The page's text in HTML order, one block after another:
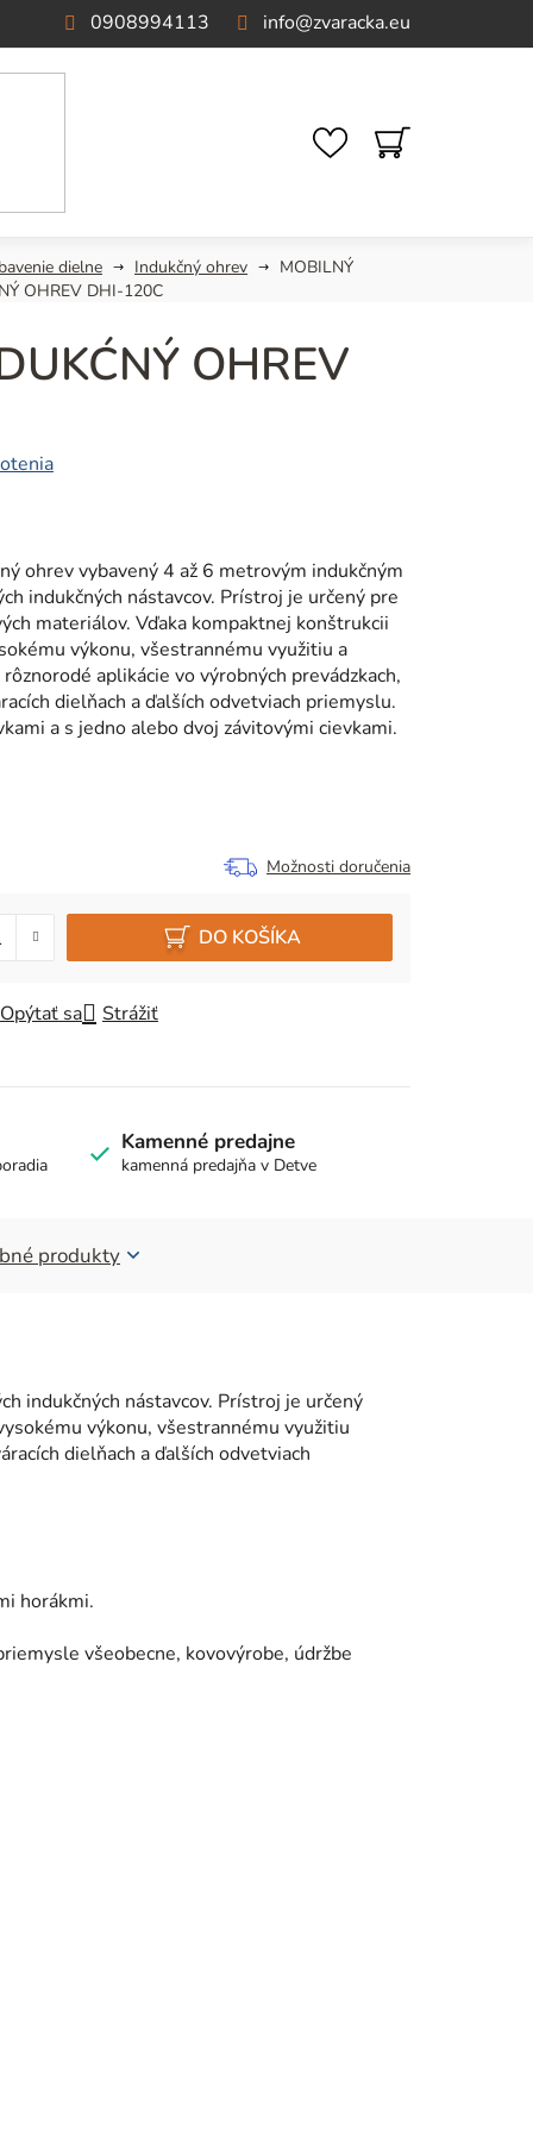
info@zvaracka.eu
0908994113
NÁKUPNÝ
KOŠÍK
dielne Indukčný ohrev
MOBILNÝ
OHREV DHI-120C
OHREV
ohrev vybavený 4 až 6 metrovým indukčným
indukčných nástavcov. Prístroj je určený pre
materiálov. Vďaka kompaktnej konštrukcii
výkonu, všestrannému využitiu a
aplikácie vo výrobných prevádzkach,
dielňach a ďalších odvetviach priemyslu.
a s jedno alebo dvoj závitovými cievkami.
Možnosti doručenia
DO KOŠÍKA
Opýtať sa Strážiť
Kamenné predajne
kamenná predajňa v Detve
produkty
indukčných nástavcov. Prístroj je určený
výkonu, všestrannému využitiu
dielňach a ďalších odvetviach
horákmi.
všeobecne, kovovýrobe, údržbe